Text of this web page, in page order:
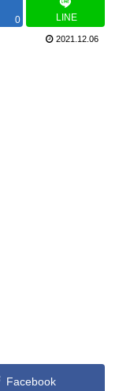
0 LINE
2021.12.06
Facebook